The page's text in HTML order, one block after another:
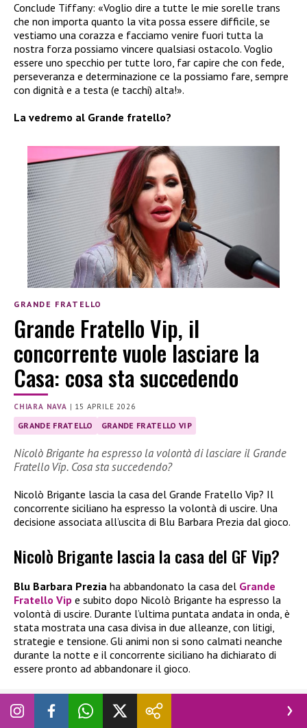
Conclude Tiffany: «Voglio dire a tutte le mie sorelle trans
che non importa quanto la vita possa essere difficile, se
vestiamo una corazza e facciamo venire fuori tutta la
nostra forza possiamo vincere qualsiasi ostacolo. Voglio
essere uno specchio per tutte loro, far capire che con fede,
perseveranza e determinazione ce la possiamo fare, sempre
con dignità e a testa (e tacchi) alta!».
La vedremo al Grande fratello?
GRANDE FRATELLO
Grande Fratello Vip, il
concorrente vuole lasciare la
Casa: cosa sta succedendo
CHIARA NAVA | 15 APRILE 2026
GRANDE FRATELLO GRANDE FRATELLO VIP
Nicolò Brigante ha espresso la volontà di lasciare il Grande
Fratello Vip. Cosa sta succedendo?
Nicolò Brigante lascia la casa del Grande Fratello Vip? Il
concorrente siciliano ha espresso la volontà di uscire. Una
decisione associata all’uscita di Blu Barbara Prezia dal gioco.
Nicolò Brigante lascia la casa del GF Vip?
Blu Barbara Prezia ha abbandonato la casa del Grande
Fratello Vip e subito dopo Nicolò Brigante ha espresso la
volontà di uscire. Durante l’ultima puntata andata in onda, è
stata mostrata una casa divisa in due alleanze, con litigi,
strategie e tensione. Gli animi non si sono calmati neanche
durante la notte e il concorrente siciliano ha dichiarato di
essere pronto ad abbandonare il gioco.